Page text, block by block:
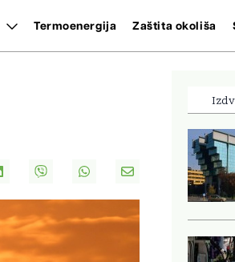
Termoenergija Zaštita okoliša